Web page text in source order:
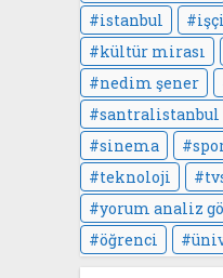
istanbul
işçi
kültür mirası
nedim şener
santralistanbul
sinema
teknoloji
yorum analiz
öğrenci